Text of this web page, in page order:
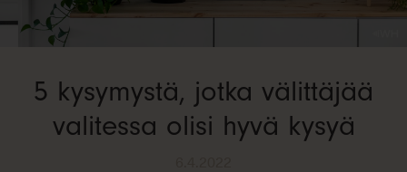
5 kysymystä, jotka välittäjää
valitessa olisi hyvä kysyä